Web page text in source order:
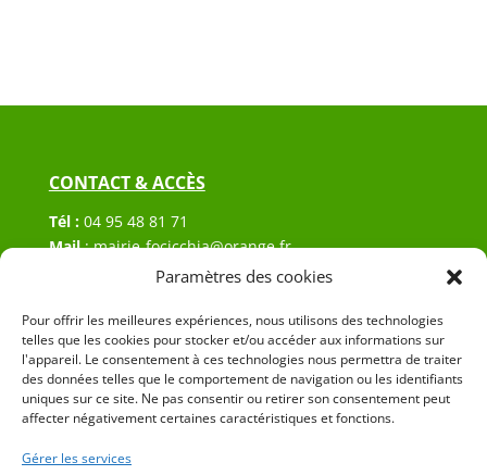
Paramètres des cookies
Pour offrir les meilleures expériences, nous utilisons des technologies
telles que les cookies pour stocker et/ou accéder aux informations sur
l'appareil. Le consentement à ces technologies nous permettra de traiter
des données telles que le comportement de navigation ou les identifiants
uniques sur ce site. Ne pas consentir ou retirer son consentement peut
affecter négativement certaines caractéristiques et fonctions.
Gérer les services
CONTACT & ACCÈS
Tél : 04 95 48 81 71
Mail:mairie-focicchia@orange.fr
Hôtel de ville de Focicchia
20212 Focicchia